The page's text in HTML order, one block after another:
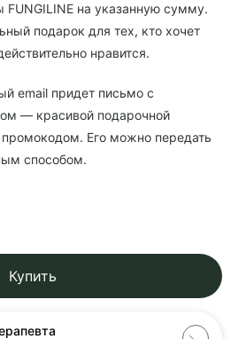
FUNGILINE на указанную сумму.
подарок для тех, кто хочет
нравится.
email придет письмо с
— красивой подарочной
Его можно передать
способом.
Купить